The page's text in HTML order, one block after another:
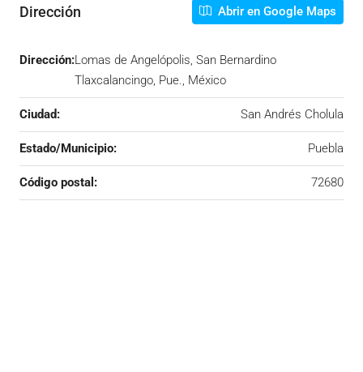
Dirección Abrir en Google Maps
Dirección:Lomas de Angelópolis, San Bernardino
Tlaxcalancingo, Pue., México
Ciudad: San Andrés Cholula
Estado/Municipio: Puebla
Código postal: 72680